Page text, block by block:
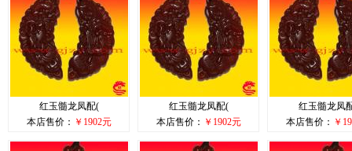
红玉髓龙凤配(
本店售价： ￥1902元
红玉髓龙凤配(
本店售价： ￥1902元
红玉髓龙凤
本店售价： ￥